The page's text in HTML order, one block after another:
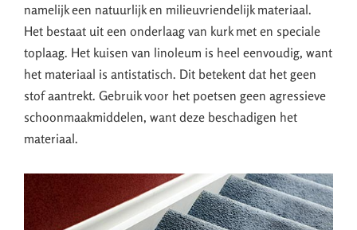
namelijk een natuurlijk en milieuvriendelijk materiaal.
Het bestaat uit een onderlaag van kurk met en speciale
toplaag. Het kuisen van linoleum is heel eenvoudig, want
het materiaal is antistatisch. Dit betekent dat het geen
stof aantrekt. Gebruik voor het poetsen geen agressieve
schoonmaakmiddelen, want deze beschadigen het
materiaal.